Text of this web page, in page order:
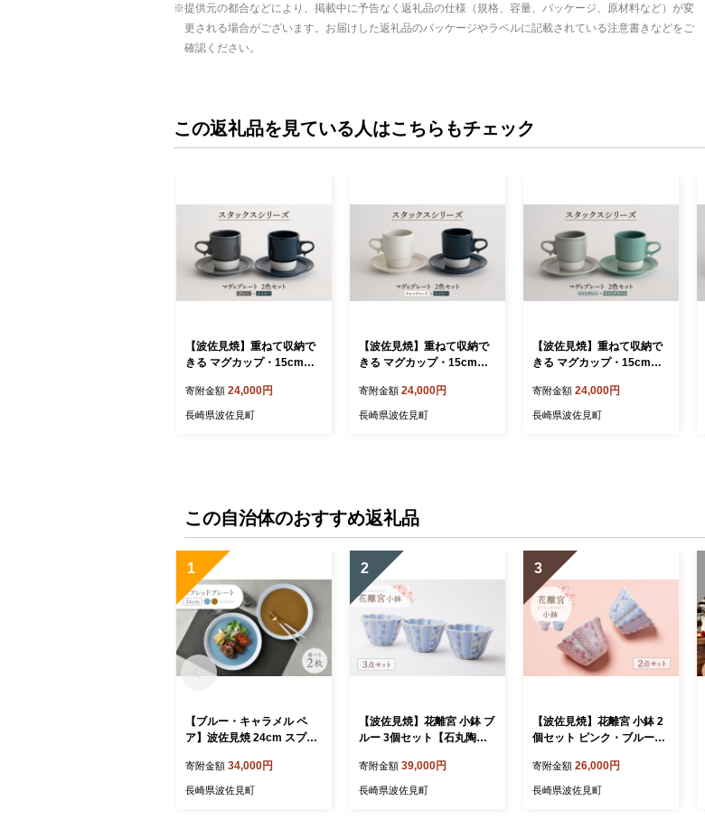
提供元の都合などにより、掲載中に予告なく返礼品の仕様（規格、容量、パッケージ、原材料など）が変
更される場合がございます。お届けした返礼品のパッケージやラベルに記載されている注意書きなどをご
確認ください。
この返礼品を見ている人はこちらもチェック
【波佐見焼】重ねて収納で
きる マグカップ・15cmプ
ネイビー Stacks 【藍染
窯】 [JC11]
寄附金額 24,000円
長崎県波佐見町
【波佐見焼】重ねて収納で
きる マグカップ・15cmプ
ャンク×ネイビー Stacks
【藍染窯】 [JC08]
寄附金額 24,000円
長崎県波佐見町
【波佐見焼】重ねて収納で
きる マグカップ・15cmプ
レー×ライトグリーン Stack
s 【藍染窯】 [JC07]
寄附金額 24,000円
長崎県波佐見町
この自治体のおすすめ返礼品
1
【ブルー・キャラメル ペ
ア】波佐見焼 24cm スプレ
B55]
寄附金額 34,000円
長崎県波佐見町
2
【波佐見焼】花離宮 小鉢 ブ
ルー 3個セット【石丸陶
寄附金額 39,000円
長崎県波佐見町
3
【波佐見焼】花離宮 小鉢 2
個セット ピンク・ブルー
寄附金額 26,000円
長崎県波佐見町